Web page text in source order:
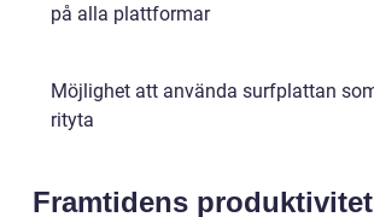
på alla plattformar
Möjlighet att använda surfplattan
rityta
Framtidens